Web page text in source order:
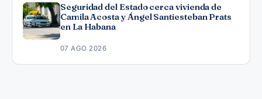
Seguridad del Estado cerca vivienda de
Camila Acosta y Ángel Santiesteban Prats
en La Habana
07 AGO 2026